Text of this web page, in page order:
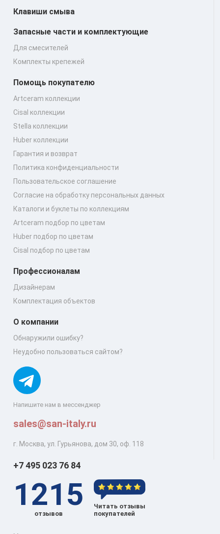
Клавиши смыва
Запасные части и комплектующие
Для смесителей
Комплекты крепежей
Напишите нам в мессенджер
sales@san-italy.ru
г. Москва, ул. Гурьянова, дом 30, оф. 118
Помощь покупателю
Artceram коллекции
Cisal коллекции
Stella коллекции
Huber коллекции
Гарантия и возврат
Политика конфиденциальности
Пользовательское соглашение
Согласие на обработку персональных данных
Каталоги и буклеты по коллекциям
Artceram подбор по цветам
Huber подбор по цветам
Cisal подбор по цветам
Профессионалам
Дизайнерам
Комплектация объектов
О компании
Обнаружили ошибку?
Неудобно пользоваться сайтом?
+7 495 023 76 84
1215
отзывов
Читать отзывы
покупателей